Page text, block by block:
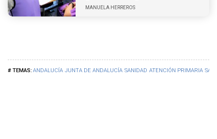
ANDALUCÍA JUNTA DE ANDALUCÍA SANIDAD ATENCIÓN PRIMARIA
MANUELA HERREROS